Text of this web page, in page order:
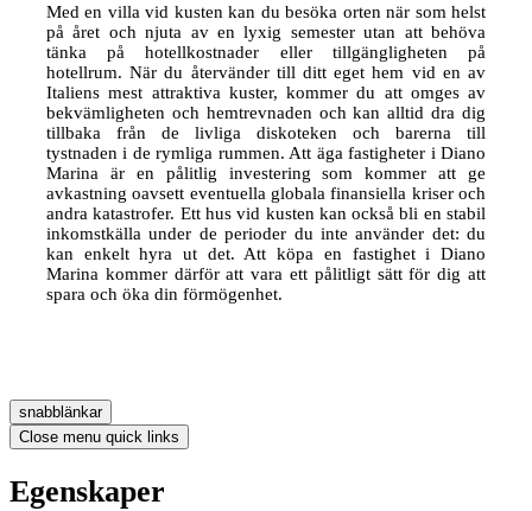
Med en villa vid kusten kan du besöka orten när som helst
på året och njuta av en lyxig semester utan att behöva
tänka på hotellkostnader eller tillgängligheten på
hotellrum. När du återvänder till ditt eget hem vid en av
Italiens mest attraktiva kuster, kommer du att omges av
bekvämligheten och hemtrevnaden och kan alltid dra dig
tillbaka från de livliga diskoteken och barerna till
tystnaden i de rymliga rummen. Att äga fastigheter i Diano
Marina är en pålitlig investering som kommer att ge
avkastning oavsett eventuella globala finansiella kriser och
andra katastrofer. Ett hus vid kusten kan också bli en stabil
inkomstkälla under de perioder du inte använder det: du
kan enkelt hyra ut det. Att köpa en fastighet i Diano
Marina kommer därför att vara ett pålitligt sätt för dig att
spara och öka din förmögenhet.
snabblänkar
Close menu quick links
Egenskaper